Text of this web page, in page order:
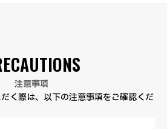
注意事項
く際は、以下の注意事項をご確認くだ